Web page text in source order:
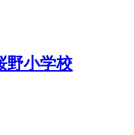
野小学校